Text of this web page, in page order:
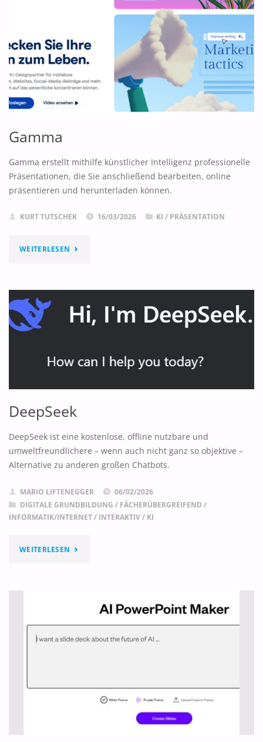
Gamma
Gamma erstellt mithilfe künstlicher Intelligenz professionelle
Präsentationen, die Sie anschließend bearbeiten, online
präsentieren und herunterladen können.
KURT TUTSCHEK 16/03/2026 KI / PRÄSENTATION
WEITERLESEN "GAMMA"
DeepSeek
DeepSeek ist eine kostenlose, offline nutzbare und
umweltfreundlichere – wenn auch nicht ganz so objektive –
Alternative zu anderen großen Chatbots.
MARIO LIFTENEGGER
06/02/2026
DIGITALE GRUNDBILDUNG / FÄCHERÜBERGREIFEND /
INFORMATIK/INTERNET/ INTERAKTIV/ KI
WEITERLESEN "DEEPSEEK"